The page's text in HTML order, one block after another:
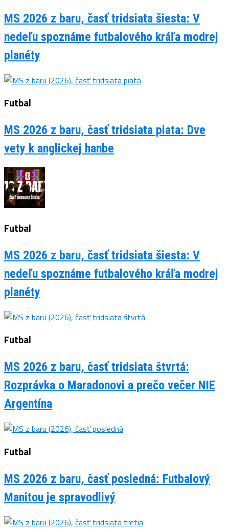
MS 2026 z baru, časť tridsiata šiesta: V
nedeľu spoznáme futbalového kráľa modrej
planéty
Futbal
MS 2026 z baru, časť tridsiata piata: Dve
vety k anglickej hanbe
Futbal
MS 2026 z baru, časť tridsiata šiesta: V
nedeľu spoznáme futbalového kráľa modrej
planéty
Futbal
MS 2026 z baru, časť tridsiata štvrtá:
Rozprávka o Maradonovi a prečo večer NIE
Argentína
Futbal
MS 2026 z baru, časť posledná: Futbalový
Manitou je spravodlivý